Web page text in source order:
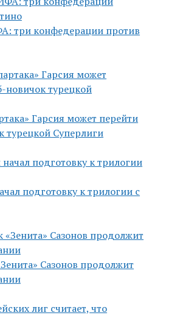
три конфедерации против
Гарсия может перейти
турецкой Суперлиги
подготовку к трилогии с
Сазонов продолжит